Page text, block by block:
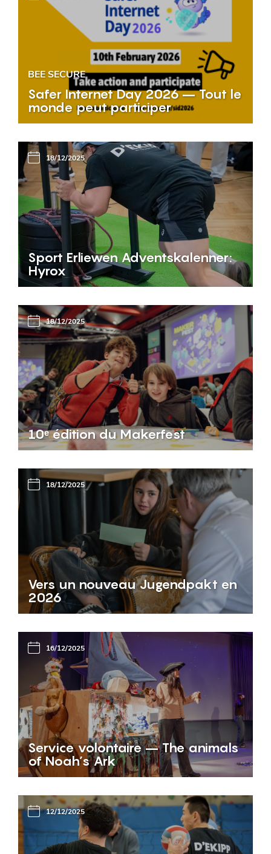
BEE SECURE
Safer Internet Day 2026 – Tout le
monde peut participer
18/12/2025
Sport Erliewen Adventskalenner:
Hyrox
18/12/2025
10ᵉ édition du Makerfest
18/12/2025
Vers un nouveau Jugendpakt en
2026
16/12/2025
Service volontaire – The animals
of Noah’s Ark
12/12/2025